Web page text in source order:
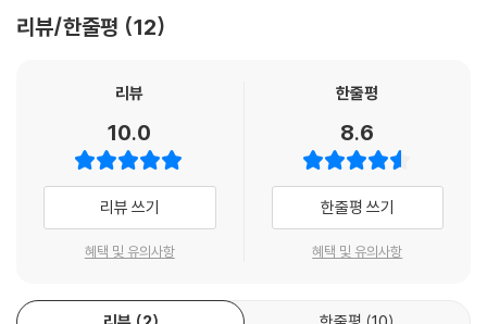
몇 번으로 나눠 먹을까? | 운동 전후에는 뭘 먹지?
정해진 음식만 먹기 | 영양소만 맞춰 먹기
읽을거리 - 물이 만들어낸 웃픈 속설들
잠자기 직전에 식사하면 찐다? | 보디빌더들이 경기 직전 저염식을 먹는
이유? | 익혔더니 영양소가 늘었다고라?
읽느라 수고했다
[뽀나스1] 일상적으로 먹는 식품들의 영양소
후에도 막판까지 남을 수 있어서 전문가에게도 난제다. 많이 찐 상태에서
--- 「2강 | 좀더 특별한 목표 잡기」 중에서
처음 헬스장을 가면 그 시간대의 담당 트레이너가 등록을 받고 하루 이틀
오리엔테이션(겸 PT영업?)을 해줄 거다. 한마디로 랜덤인데, 운 나쁘면
초짜 알바생을 만날 수도 있고, 운 좋으면 관장님이나 경력 수십 년 선수 출
신을 만날 수도 있다. 첫날은 오리엔테이션 후 땡큐하고 쿨하게 끝내자. 첫
날부터 등록하면 호구 될 수 있다. 잘 모르니 트레이너를 고용하지만 너무
도 하며 트레이너들이 다른 고객 가르치는 걸 눈팅하자. 오리엔테이션에서
을 살려 베개나 때로는 호신용 무기(?)로도 사용 가능한 두께의 헬스 책을
서 맘껏 천기누설을 해온 덕에 입덕한 팬들이 많다.
독자들에게 이미 헬스 내공을 인정받은 저자 수피가 이번에는 헬스 초보들
을 위해 나섰다. 이번 책은 사회생활을 하는 일반인 초보자를 대상으로 유
산소운동과 근력운동에 무게를 두었다. 일반인 대상이라고 콕 집은 이유가
있다. 온오프라인의 운동 자료들 대다수가 보디빌더, 직업 선수, 전업 인플
루언서나 소수의 상급 마니아 같은 넘사벽의 사람들을 대상으로 한다. 그
르는 마지막 10%를 위해 효율 따위는 포기하기 때문이다.
리뷰/한줄평 12
리뷰
10.0
리뷰 쓰기
혜택 및 유의사항
한줄평
8.6
한줄평 쓰기
혜택 및 유의사항